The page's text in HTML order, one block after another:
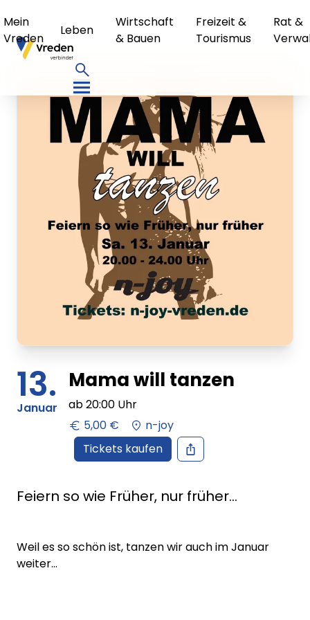
Mein
Vreden
Leben
Wirtschaft
& Bauen
Freizeit &
Tourismus
Rat &
13.
Januar
Mama will tanzen
ab20:00 Uhr
5,00 €
n-joy
Tickets kaufen
Feiern so wie Früher, nur früher...
Weil es so schön ist, tanzen wir auch im Januar
weiter...